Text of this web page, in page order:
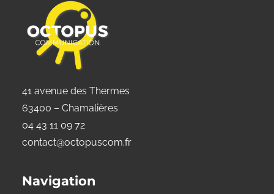
41 avenue des Thermes
63400 – Chamalières
04 43 11 09 72
contact@octopuscom.fr
Navigation